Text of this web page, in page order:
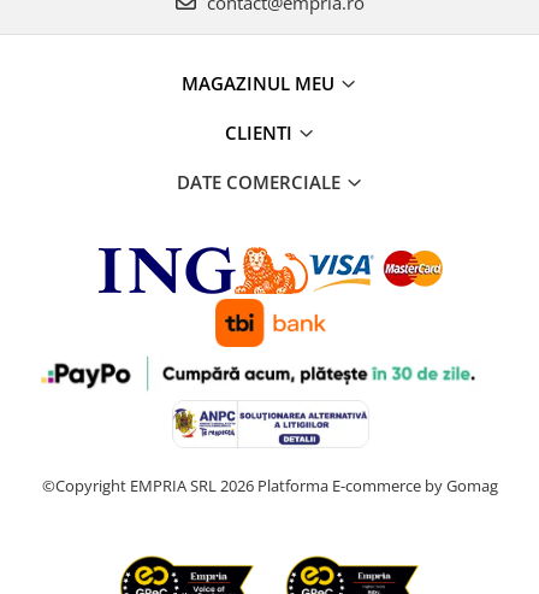
MAGAZINUL MEU
CLIENTI
DATE COMERCIALE
©Copyright EMPRIA SRL 2026 Platforma E-commerce by Gomag